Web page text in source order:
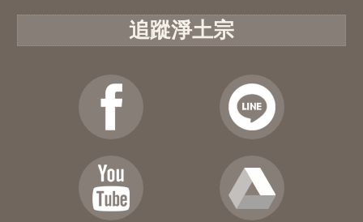
追蹤淨土宗